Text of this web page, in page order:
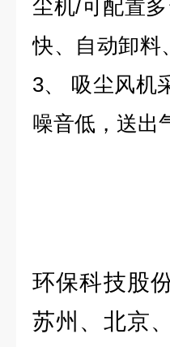
尘机/可配置
快、自动卸料
3、 吸尘风机
噪音低，送出
环保科技股
苏州、北京